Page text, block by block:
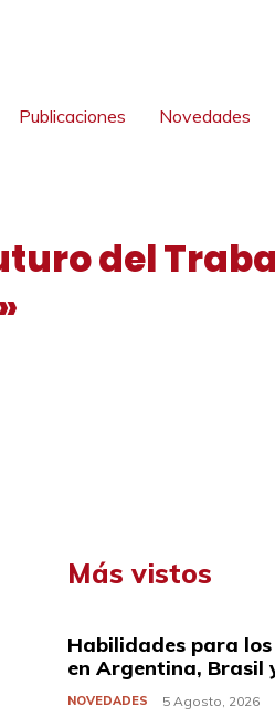
Publicaciones Novedades
del
Más vistos
Habilidades para
en Argentina, Brasil
NOVEDADES 5 Agosto, 2026